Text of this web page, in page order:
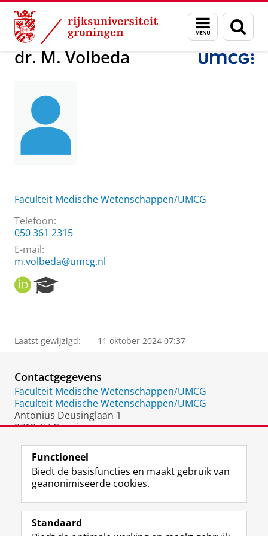
Skip
Content
Skip
Navigation
Menu
en
zoeken
Over ons dr. M. Volbeda
dr. M. Volbeda
Faculteit Medische Wetenschappen/UMCG
Telefoon:
050 361 2315
E-mail:
m.volbeda@umcg.nl
O
R
I
e
r
P
o
r
t
a
Laatst gewijzigd: 11 oktober 2024 07:37
Contactgegevens
Faculteit Medische Wetenschappen/UMCG
Faculteit Medische Wetenschappen/UMCG
Antonius Deusinglaan 1
9713 AV Groningen
Volg de RUG
F
a
L
i
R
S
I
n
Y
o
Functioneel
Biedt de basisfuncties en maakt gebruik van
geanonimiseerde cookies.
Standaard